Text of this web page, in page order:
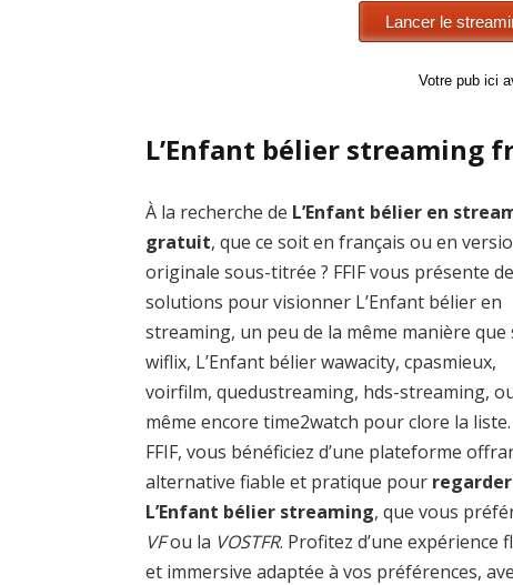
Votre pub ici
L’Enfant bélier streaming
À la recherche de L’Enfant bélier en
gratuit, que ce soit en français ou en
originale sous-titrée ? FFIF vous présente
solutions pour visionner L’Enfant bélier en
streaming, un peu de la même manière que
wiflix, L’Enfant bélier wawacity, cpasmieux,
voirfilm, quedustreaming, hds-streaming,
même encore time2watch pour clore la
FFIF, vous bénéficiez d’une plateforme
alternative fiable et pratique pour regarder
L’Enfant bélier streaming, que vous
VFou la VOSTFR. Profitez d’une expérience
et immersive adaptée à vos préférences,